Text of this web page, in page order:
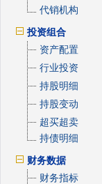
代销机构
投资组合
资产配置
行业投资
持股明细
持股变动
超买超卖
持债明细
财务数据
财务指标